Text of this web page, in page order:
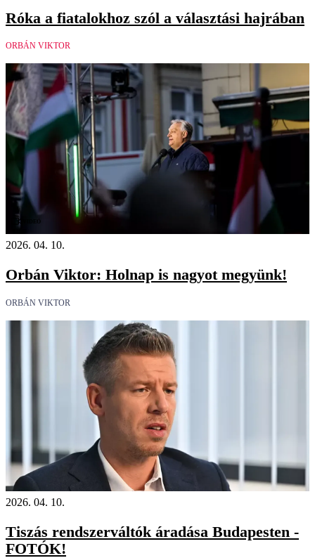
Róka a fiatalokhoz szól a választási hajrában
ORBÁN VIKTOR
Videó
2026. 04. 10.
Orbán Viktor: Holnap is nagyot megyünk!
ORBÁN VIKTOR
2026. 04. 10.
Tiszás rendszerváltók áradása Budapesten -
FOTÓK!